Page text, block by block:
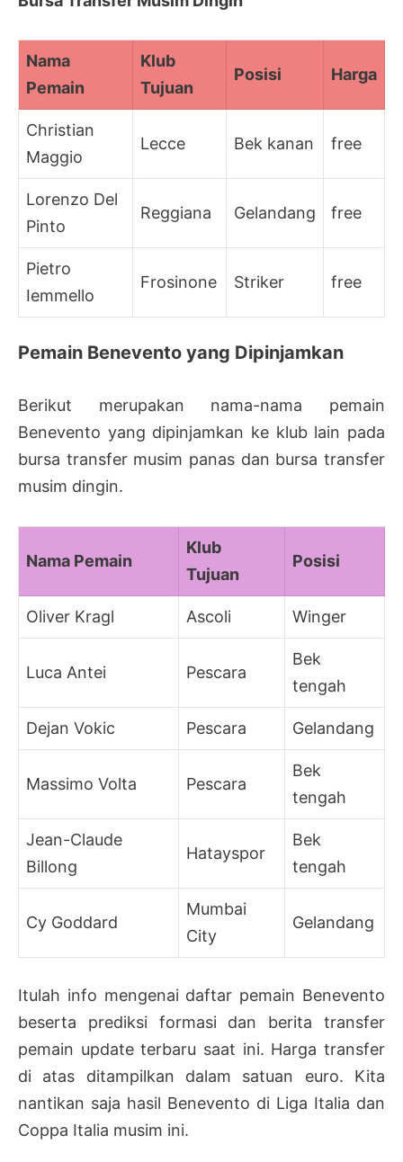
Nama
Pemain
Klub
Tujuan
Posisi Harga
Christian
Maggio
Lecce Bek kanan free
Lorenzo Del
Pinto
Reggiana Gelandang free
Pietro
Iemmello
Frosinone Striker free
Pemain Benevento yang Dipinjamkan
Berikut merupakan nama-nama pemain
Benevento yang dipinjamkan ke klub lain pada
bursa transfer musim panas dan bursa transfer
musim dingin.
Nama Pemain
Klub
Tujuan
Posisi
Oliver Kragl Ascoli Winger
Luca Antei Pescara
Bek
tengah
Dejan Vokic Pescara Gelandang
Massimo Volta Pescara
Bek
tengah
Jean-Claude
Billong
Hatayspor
Bek
tengah
Cy Goddard
Mumbai
City
Gelandang
Itulah info mengenai daftar pemain Benevento
beserta prediksi formasi dan berita transfer
pemain update terbaru saat ini. Harga transfer
di atas ditampilkan dalam satuan euro. Kita
nantikan saja hasil Benevento di Liga Italia dan
Coppa Italia musim ini.